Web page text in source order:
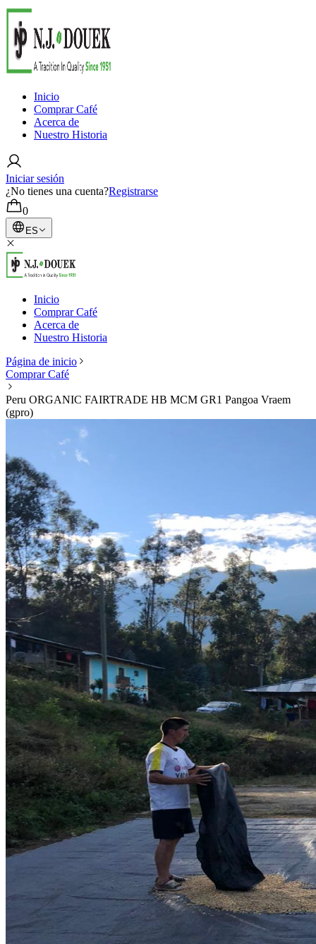
Inicio
Comprar Café
Acerca de
Nuestro Historia
Iniciar sesión
¿No tienes una cuenta?Registrarse
0
ES
Inicio
Comprar Café
Acerca de
Nuestro Historia
Página de inicio
Comprar Café
Peru ORGANIC FAIRTRADE HB MCM GR1 Pangoa Vraem
(gpro)